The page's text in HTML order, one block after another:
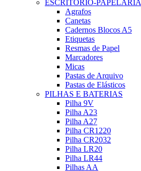
ESCRITÓRIO-PAPELARIA
Agrafos
Canetas
Cadernos Blocos A5
Etiquetas
Resmas de Papel
Marcadores
Micas
Pastas de Arquivo
Pastas de Elásticos
PILHAS E BATERIAS
Pilha 9V
Pilha A23
Pilha A27
Pilha CR1220
Pilha CR2032
Pilha LR20
Pilha LR44
Pilhas AA